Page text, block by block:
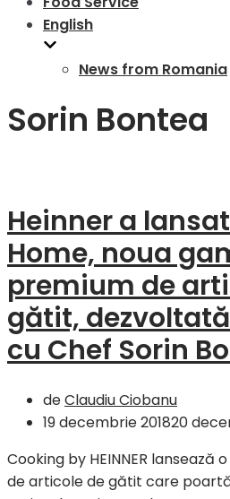
English
News from Romania
Sorin Bontea
Heinner a
Home, noua
premium de
gătit,
cu Chef Sorin
deClaudiu Ciobanu
19 decembrie 201820
Cooking by HEINNER lansează
de articole de gătit care